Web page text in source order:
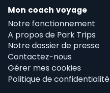
Mon coach voyage
Notre fonctionnement
A propos de Park Trips
Notre dossier de presse
Contactez-nous
Gérer mes cookies
Politique de confidentialité